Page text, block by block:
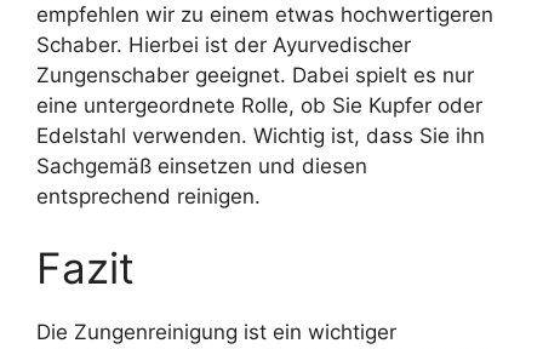
empfehlen wir zu einem etwas hochwertigeren
Schaber. Hierbei ist der Ayurvedischer
Zungenschaber geeignet. Dabei spielt es nur
eine untergeordnete Rolle, ob Sie Kupfer oder
Edelstahl verwenden. Wichtig ist, dass Sie ihn
Sachgemäß einsetzen und diesen
entsprechend reinigen.
Fazit
Die Zungenreinigung ist ein wichtiger